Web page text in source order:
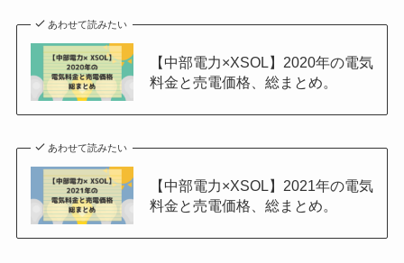
あわせて読みたい
【中部電力×XSOL】2020年の電気
料金と売電価格、総まとめ。
あわせて読みたい
【中部電力×XSOL】2021年の電気
料金と売電価格、総まとめ。